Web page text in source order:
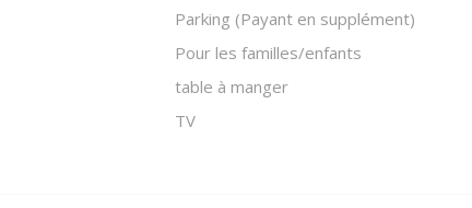
Parking (Payant en supplément)
Pour les familles/enfants
table à manger
TV